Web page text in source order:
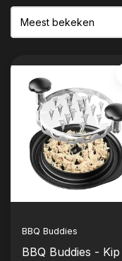
BBQ Buddies
BBQ Buddies - Kip